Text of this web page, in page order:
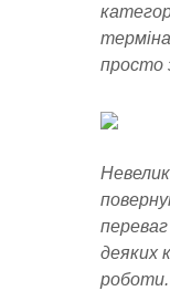
просто
деяких
роботи.